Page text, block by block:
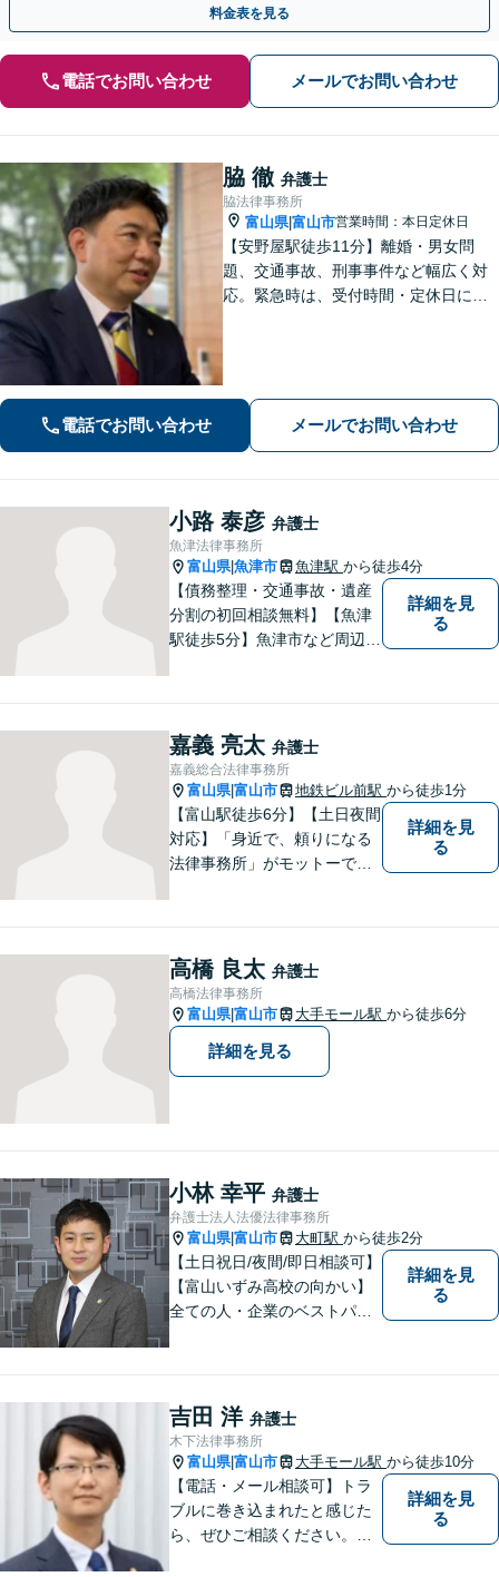
料金表を見る
電話でお問い合わせ メールでお問い合わせ
脇 徹 弁護士
脇法律事務所
富山県|富山市営業時間：本日定休日
【安野屋駅徒歩11分】離婚・男女問
題、交通事故、刑事事件など幅広く対
応。緊急時は、受付時間・定休日に関
電話でお問い合わせ メールでお問い合わせ
小路 泰彦 弁護士
魚津法律事務所
富山県|魚津市 魚津駅 から徒歩4分
【債務整理・交通事故・遺産
分割の初回相談無料】【魚津
駅徒歩5分】魚津市など周辺地
詳細を見
る
嘉義 亮太 弁護士
嘉義総合法律事務所
富山県|富山市 地鉄ビル前駅 から徒歩1分
【富山駅徒歩6分】【土日夜間
対応】「身近で、頼りになる
法律事務所」がモットーで
す。お悩みになる前に、ご相
談ください。【24Hメール受
付】
詳細を見
る
高橋 良太 弁護士
高橋法律事務所
富山県|富山市 大手モール駅 から徒歩6分
詳細を見る
小林 幸平 弁護士
弁護士法人法優法律事務所
富山県|富山市 大町駅 から徒歩2分
【土日祝日/夜間/即日相談可】
【富山いずみ高校の向かい】
全ての人・企業のベストパー
詳細を見
る
吉田 洋 弁護士
木下法律事務所
富山県|富山市 大手モール駅 から徒歩10分
【電話・メール相談可】トラ
ブルに巻き込まれたと感じた
ら、ぜひご相談ください。離
詳細を見
る